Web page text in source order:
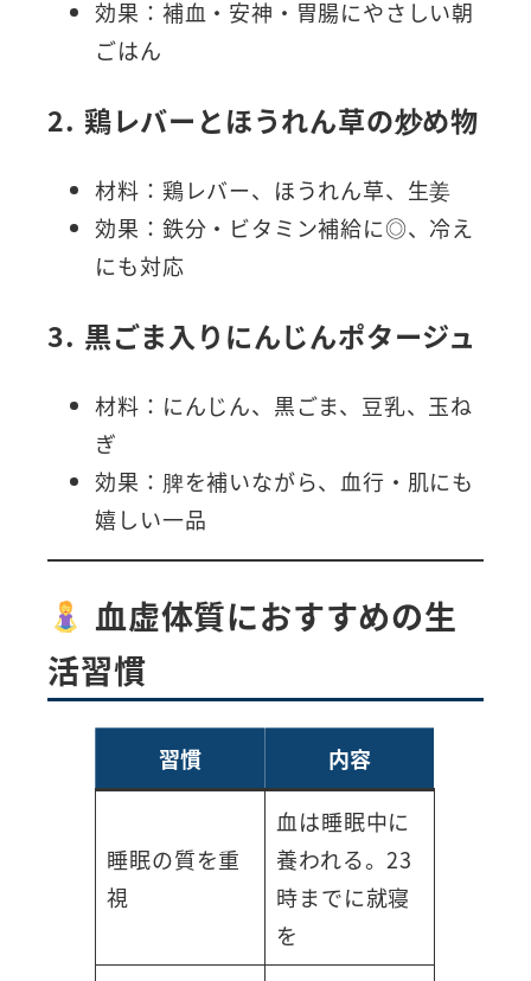
効果：補血・安神・胃腸にやさしい朝
ごはん
2. 鶏レバーとほうれん草の炒め物
材料：鶏レバー、ほうれん草、生姜
効果：鉄分・ビタミン補給に◎、冷え
にも対応
3. 黒ごま入りにんじんポタージュ
材料：にんじん、黒ごま、豆乳、玉ね
ぎ
効果：脾を補いながら、血行・肌にも
嬉しい一品
血虚体質におすすめの生
活習慣
習慣 内容
睡眠の質を重
視
血は睡眠中に
養われる。23
時までに就寝
を